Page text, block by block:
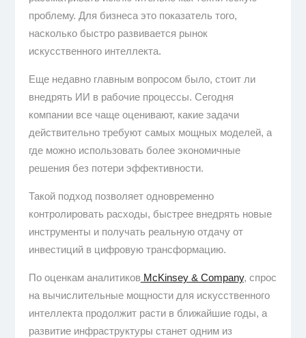
проблему. Для бизнеса это показатель того,
насколько быстро развивается рынок
искусственного интеллекта.
Еще недавно главным вопросом было, стоит ли
внедрять ИИ в рабочие процессы. Сегодня
компании все чаще оценивают, какие задачи
действительно требуют самых мощных моделей, а
где можно использовать более экономичные
решения без потери эффективности.
Такой подход позволяет одновременно
контролировать расходы, быстрее внедрять новые
инструменты и получать реальную отдачу от
инвестиций в цифровую трансформацию.
По оценкам аналитиковMcKinsey & Company, спрос
на вычислительные мощности для искусственного
интеллекта продолжит расти в ближайшие годы, а
развитие инфраструктуры станет одним из